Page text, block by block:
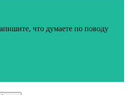
что думаете по поводу